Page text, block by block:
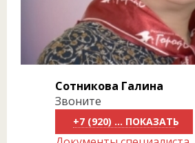
Сотникова Галина
Звоните
+7 (920) 818-81-70